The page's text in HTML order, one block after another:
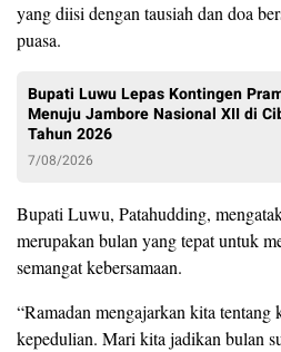
yang diisi dengan tausiah dan doa
puasa.
Bupati Luwu Lepas Kontingen
Menuju Jambore Nasional XII di
Tahun 2026
7/08/2026
Bupati Luwu, Patahudding,
merupakan bulan yang tepat untuk
semangat kebersamaan.
“Ramadan mengajarkan kita tentang
kepedulian. Mari kita jadikan bulan